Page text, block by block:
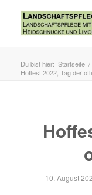
Du bist hier: Startseite /
Hoffest 2022, Tag der
10. August